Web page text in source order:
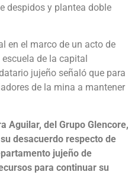
despidos y plantea doble
en el marco de un acto de
de la capital
jujeño señaló que para
de la mina a mantener
Aguilar, del Grupo Glencore,
desacuerdo respecto de
jujeño de
para continuar su